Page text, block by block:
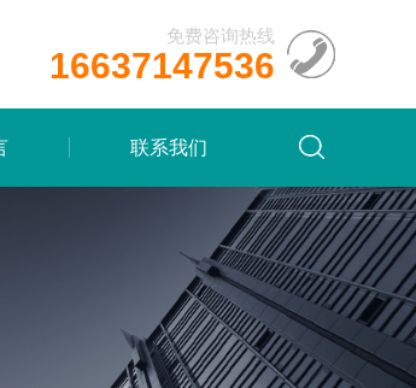
免费咨询热线
16637147536
联系我们